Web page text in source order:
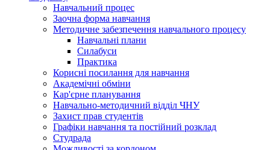
Навчальний процес
Заочна форма навчання
Методичне забезпечення навчального процесу
Навчальні плани
Силабуси
Практика
Корисні посилання для навчання
Академічні обміни
Кар'єрне планування
Навчально-методичний відділ ЧНУ
Захист прав студентів
Графіки навчання та постійний розклад
Студрада